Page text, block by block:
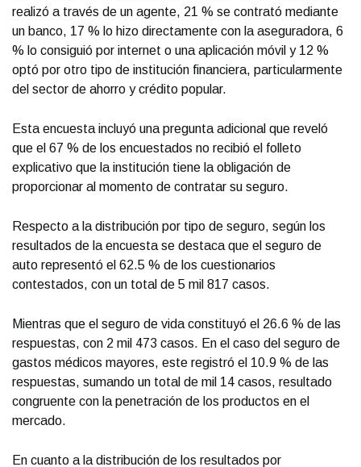
realizó a través de un agente, 21 % se contrató mediante
un banco, 17 % lo hizo directamente con la aseguradora, 6
% lo consiguió por internet o una aplicación móvil y 12 %
optó por otro tipo de institución financiera, particularmente
del sector de ahorro y crédito popular.
Esta encuesta incluyó una pregunta adicional que reveló
que el 67 % de los encuestados no recibió el folleto
explicativo que la institución tiene la obligación de
proporcionar al momento de contratar su seguro.
Respecto a la distribución por tipo de seguro, según los
resultados de la encuesta se destaca que el seguro de
auto representó el 62.5 % de los cuestionarios
contestados, con un total de 5 mil 817 casos.
Mientras que el seguro de vida constituyó el 26.6 % de las
respuestas, con 2 mil 473 casos. En el caso del seguro de
gastos médicos mayores, este registró el 10.9 % de las
respuestas, sumando un total de mil 14 casos, resultado
congruente con la penetración de los productos en el
mercado.
En cuanto a la distribución de los resultados por